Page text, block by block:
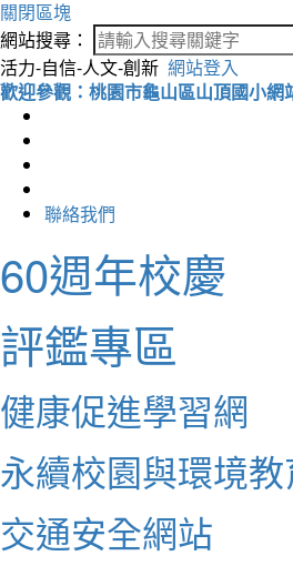
關閉區塊
網站搜尋：
活力-自信-人文-創新 網站登入
歡迎參觀：桃園市龜山區山頂國小網
聯絡我們
60週年校慶
評鑑專區
健康促進學習網
永續校園與環境教
交通安全網站